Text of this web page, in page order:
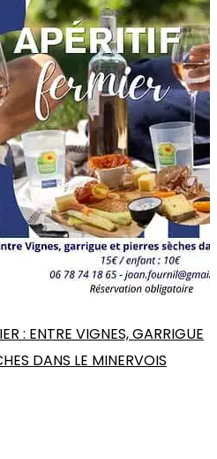
: ENTRE VIGNES, GARRIGUE
DANS LE MINERVOIS